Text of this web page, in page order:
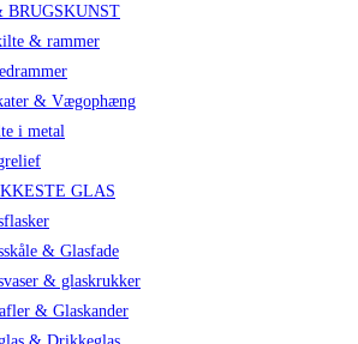
BRUGSKUNST
& rammer
& Vægophæng
i metal
GLAS
& Glasfade
& glaskrukker
& Glaskander